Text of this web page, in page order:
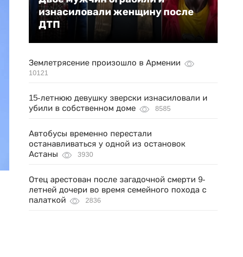
изнасиловали женщину после
ДТП
Землетрясение произошло в Армении
10121
15-летнюю девушку зверски изнасиловали и
убили в собственном доме
8585
Автобусы временно перестали
останавливаться у одной из остановок
Астаны
3930
Отец арестован после загадочной смерти 9-
летней дочери во время семейного похода с
палаткой
2836